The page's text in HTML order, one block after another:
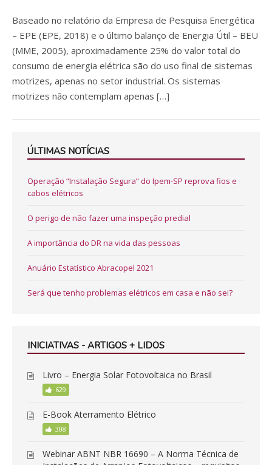
Baseado no relatório da Empresa de Pesquisa Energética
– EPE (EPE, 2018) e o último balanço de Energia Útil – BEU
(MME, 2005), aproximadamente 25% do valor total do
consumo de energia elétrica são do uso final de sistemas
motrizes, apenas no setor industrial. Os sistemas
motrizes não contemplam apenas […]
ÚLTIMAS NOTÍCIAS
Operação “Instalação Segura” do Ipem-SP reprova fios e
cabos elétricos
O perigo de não fazer uma inspeção predial
A importância do DR na vida das pessoas
Anuário Estatístico Abracopel 2021
Será que tenho problemas elétricos em casa e não sei?
INICIATIVAS - ARTIGOS + LIDOS
Livro – Energia Solar Fotovoltaica no Brasil
629
E-Book Aterramento Elétrico
308
Webinar ABNT NBR 16690 – A Norma Técnica de